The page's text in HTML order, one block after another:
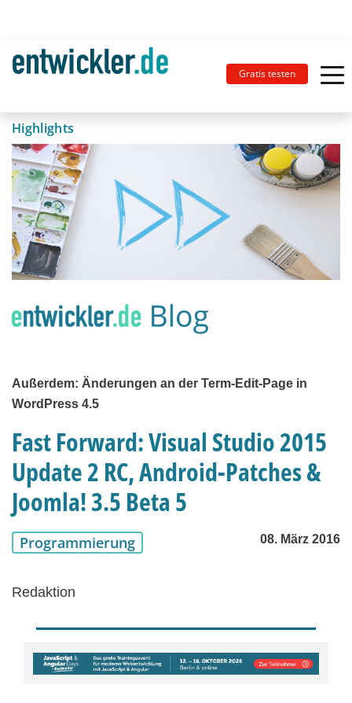
Gratis testen
Highlights
Außerdem: Änderungen an der Term-Edit-Page in
WordPress 4.5
Fast Forward: Visual Studio 2015
Update 2 RC, Android-Patches &
Joomla! 3.5 Beta 5
Programmierung 08. März 2016
Redaktion